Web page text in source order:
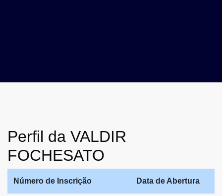
Perfil da VALDIR
FOCHESATO
Número de Inscrição Data de Abertura